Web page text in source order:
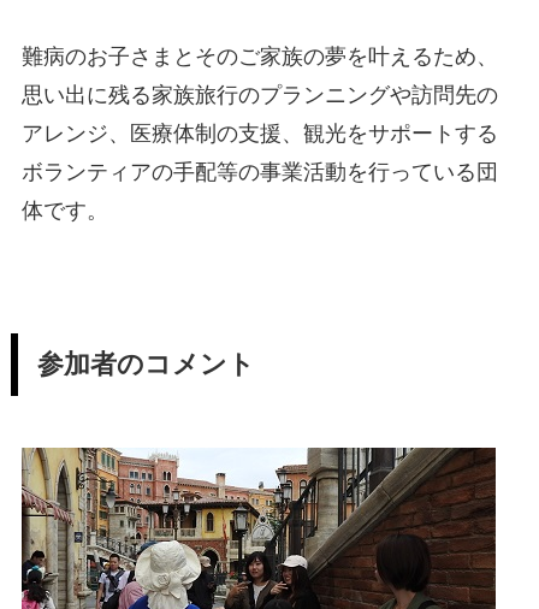
難病のお子さまとそのご家族の夢を叶えるため、
思い出に残る家族旅行のプランニングや訪問先の
アレンジ、医療体制の支援、観光をサポートする
ボランティアの手配等の事業活動を行っている団
体です。
参加者のコメント